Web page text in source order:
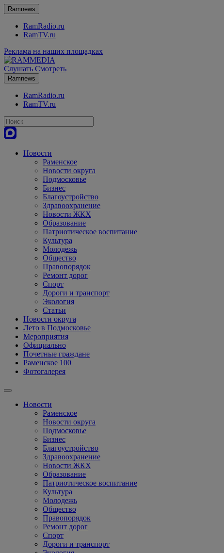
Ramnews
RamRadio.ru
RamTV.ru
Реклама на наших площадках
Слушать Смотреть
Ramnews
RamRadio.ru
RamTV.ru
Новости
Раменское
Новости округа
Подмосковье
Бизнес
Благоустройство
Здравоохранение
Новости ЖКХ
Образование
Патриотическое воспитание
Культура
Молодежь
Общество
Правопорядок
Ремонт дорог
Спорт
Дороги и транспорт
Экология
Статьи
Новости округа
Лето в Подмосковье
Мероприятия
Официально
Почетные граждане
Раменское 100
Фотогалерея
Новости
Раменское
Новости округа
Подмосковье
Бизнес
Благоустройство
Здравоохранение
Новости ЖКХ
Образование
Патриотическое воспитание
Культура
Молодежь
Общество
Правопорядок
Ремонт дорог
Спорт
Дороги и транспорт